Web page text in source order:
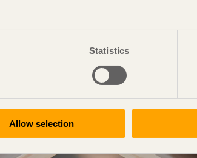
Statistics
Allow selection